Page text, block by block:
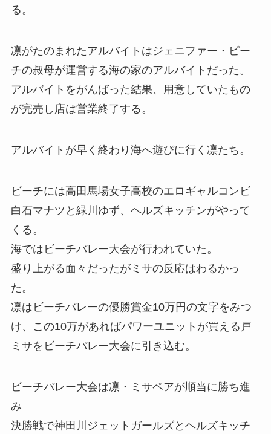
る。
凛がたのまれたアルバイトはジェニファー・ピー
チの叔母が運営する海の家のアルバイトだった。
アルバイトをがんばった結果、用意していたもの
が完売し店は営業終了する。
アルバイトが早く終わり海へ遊びに行く凛たち。
ビーチには高田馬場女子高校のエロギャルコンビ
白石マナツと緑川ゆず、ヘルズキッチンがやって
くる。
海ではビーチバレー大会が行われていた。
盛り上がる面々だったがミサの反応はわるかっ
た。
凛はビーチバレーの優勝賞金10万円の文字をみつ
け、この10万があればパワーユニットが買える戸
ミサをビーチバレー大会に引き込む。
ビーチバレー大会は凛・ミサペアが順当に勝ち進
み
決勝戦で神田川ジェットガールズとヘルズキッチ